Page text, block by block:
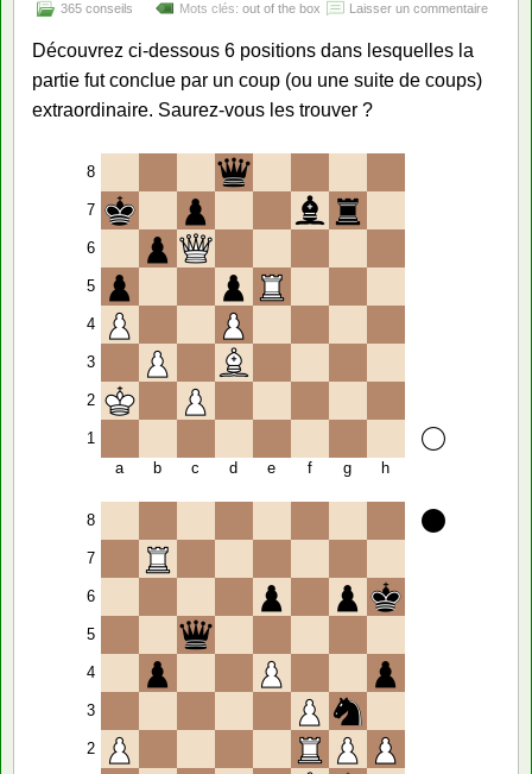
365 conseils Laisser un commentaire
Mots clés: out of the box
Découvrez ci-dessous 6 positions dans lesquelles la
partie fut conclue par un coup (ou une suite de coups)
extraordinaire. Saurez-vous les trouver ?
8
7
6
5
4
3
2
1
a
b c d e f g h
8
7
6
5
4
3
2